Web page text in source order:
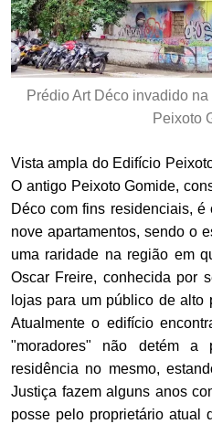
Prédio Art Déco invadido
Peixoto
Vista ampla do Edifício
O antigo Peixoto Gomide,
Déco com fins residenciais,
nove apartamentos, sendo o
uma raridade na região em
Oscar Freire, conhecida por
lojas para um público de alto
Atualmente o edifício
"moradores" não detém
residência no mesmo,
Justiça fazem alguns anos
posse pelo proprietário atual